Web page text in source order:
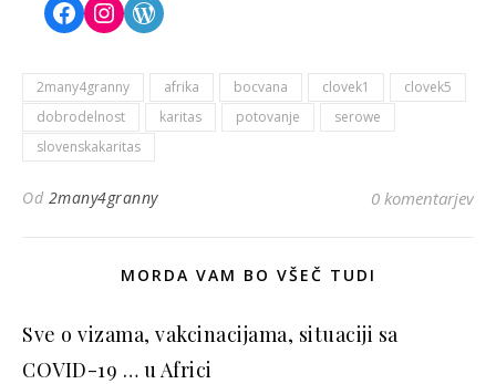
2many4granny afrika bocvana clovek1
clovek5
dobrodelnost
karitas potovanje
serowe
slovenskakaritas
Od 2many4granny 0 komentarjev
MORDA VAM BO VŠEČ TUDI
Sve o vizama, vakcinacijama, situaciji sa
COVID-19 … u Africi